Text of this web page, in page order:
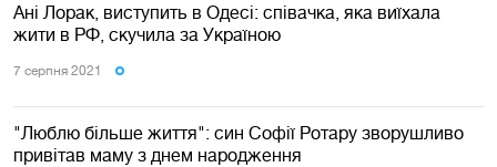
Ані Лорак, виступить в Одесі: співачка, яка виїхала
жити в РФ, скучила за Україною
7 серпня 2021
"Люблю більше життя": син Софії Ротару зворушливо
привітав маму з днем народження